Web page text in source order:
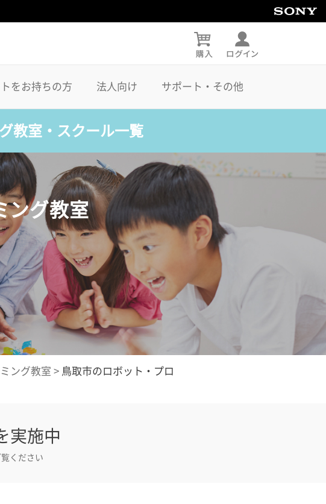
をお持ちの方 法人向け サポート・その他
教室・スクール一覧
ング教室
ング教室 > 鳥取市のロボット・プロ
実施中
ください